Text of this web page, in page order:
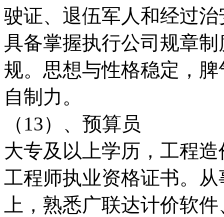
驶证、退伍军人和经过
具备掌握执行公司规章
规。思想与性格稳定，
自制力。
（13）、预算员
大专及以上学历，工程
工程师执业资格证书。
上，熟悉广联达计价软